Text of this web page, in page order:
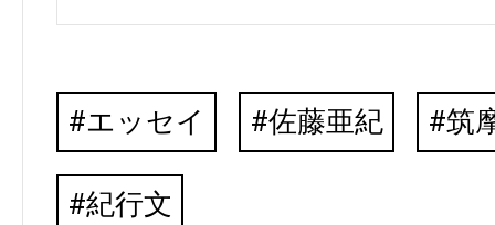
エッセイ 佐藤亜紀 筑
紀行文